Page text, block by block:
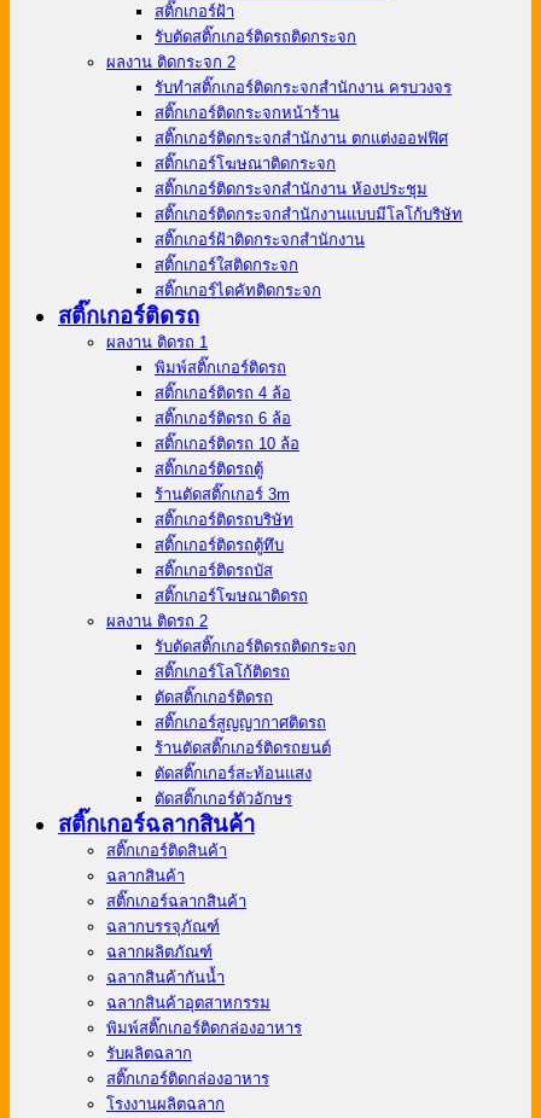
สติ๊กเกอร์ฝ้า
รับตัดสติ๊กเกอร์ติดรถติดกระจก
ผลงาน ติดกระจก 2
รับทำสติ๊กเกอร์ติดกระจกสำนักงาน ครบวงจร
สติ๊กเกอร์ติดกระจกหน้าร้าน
สติ๊กเกอร์ติดกระจกสำนักงาน ตกแต่งออฟฟิศ
สติ๊กเกอร์โฆษณาติดกระจก
สติ๊กเกอร์ติดกระจกสำนักงาน ห้องประชุม
สติ๊กเกอร์ติดกระจกสำนักงานแบบมีโลโก้บริษัท
สติ๊กเกอร์ฝ้าติดกระจกสำนักงาน
สติ๊กเกอร์ใสติดกระจก
สติ๊กเกอร์ไดคัทติดกระจก
สติ๊กเกอร์ติดรถ
ผลงาน ติดรถ 1
พิมพ์สติ๊กเกอร์ติดรถ
สติ๊กเกอร์ติดรถ 4 ล้อ
สติ๊กเกอร์ติดรถ 6 ล้อ
สติ๊กเกอร์ติดรถ 10 ล้อ
สติ๊กเกอร์ติดรถตู้
ร้านตัดสติ๊กเกอร์ 3m
สติ๊กเกอร์ติดรถบริษัท
สติ๊กเกอร์ติดรถตู้ทึบ
สติ๊กเกอร์ติดรถบัส
สติ๊กเกอร์โฆษณาติดรถ
ผลงาน ติดรถ 2
รับตัดสติ๊กเกอร์ติดรถติดกระจก
สติ๊กเกอร์โลโก้ติดรถ
ตัดสติ๊กเกอร์ติดรถ
สติ๊กเกอร์สูญญากาศติดรถ
ร้านตัดสติ๊กเกอร์ติดรถยนต์
ตัดสติ๊กเกอร์สะท้อนแสง
ตัดสติ๊กเกอร์ตัวอักษร
สติ๊กเกอร์ฉลากสินค้า
สติ๊กเกอร์ติดสินค้า
ฉลากสินค้า
สติ๊กเกอร์ฉลากสินค้า
ฉลากบรรจุภัณฑ์
ฉลากผลิตภัณฑ์
ฉลากสินค้ากันน้ำ
ฉลากสินค้าอุตสาหกรรม
พิมพ์สติ๊กเกอร์ติดกล่องอาหาร
รับผลิตฉลาก
สติ๊กเกอร์ติดกล่องอาหาร
โรงงานผลิตฉลาก